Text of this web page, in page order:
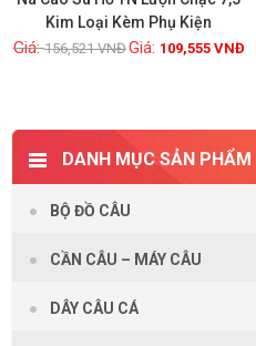
Kim Loại Kèm Phụ Kiện
156,521VNĐ 109,555 VNĐ
DANH MỤC SẢN PHẨM
BỘ ĐỒ CÂU
CẦN CÂU – MÁY CÂU
DÂY CÂU CÁ